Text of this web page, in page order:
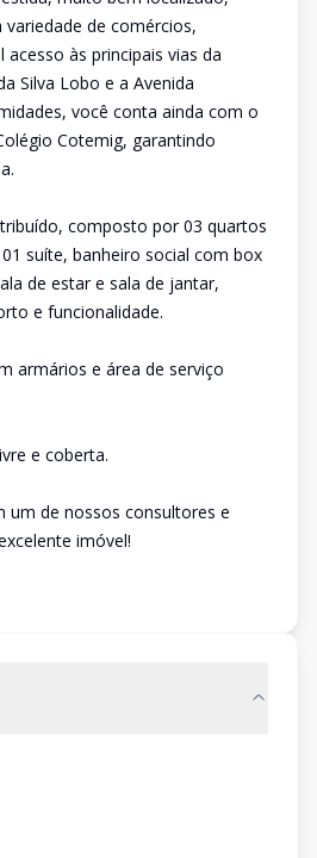
de comércios,
às principais vias da
Silva Lobo e a Avenida
você conta ainda com o
Cotemig, garantindo
composto por 03 quartos
suíte, banheiro social com box
de estar e sala de jantar,
e funcionalidade.
armários e área de serviço
e coberta.
um de nossos consultores e
imóvel!